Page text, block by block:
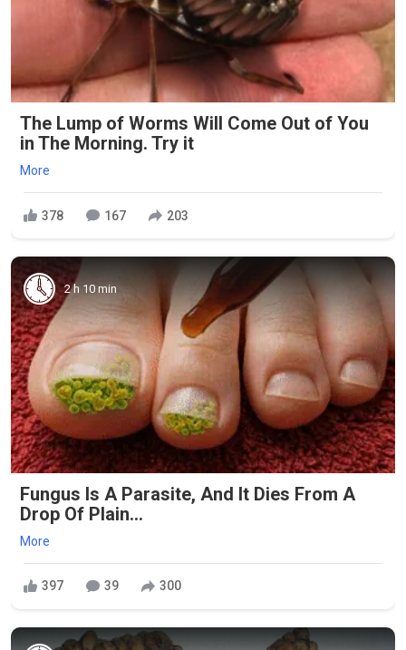
The Lump of Worms Will Come Out of You
in The Morning. Try it
More
378 167 203
2 h 10 min
Fungus Is A Parasite, And It Dies From A
Drop Of Plain...
More
397 39 300